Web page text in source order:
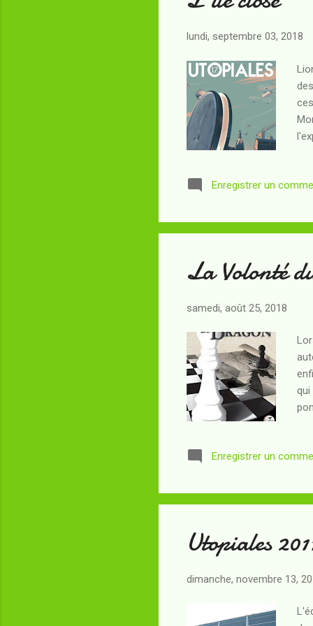
lundi, septembre 03, 2018
Enregistrer un
La Volonté
samedi, août 25, 2018
ou
Enregistrer un
Utopiales
dimanche, novembre 13,